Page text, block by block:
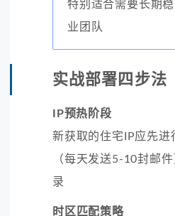
特别适合需要长期
业团队
实战部署四步法
IP预热阶段
新获取的住宅IP应先进
（每天发送5-10封邮
录
时区匹配策略